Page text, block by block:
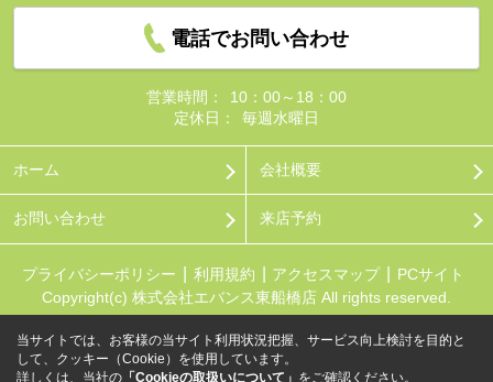
電話でお問い合わせ
営業時間：
10：00～18：00
定休日：
毎週水曜日
ホーム 会社概要
お問い合わせ 来店予約
プライバシーポリシー 利用規約 アクセスマップ
PCサイト
Copyright(c) 株式会社エバンス東船橋店 All rights reserved.
当サイトでは、お客様の当サイト利用状況把握、サービス向上検討を目的と
して、クッキー（Cookie）を使用しています。
詳しくは、当社の 「Cookieの取扱いについて」 をご確認ください。